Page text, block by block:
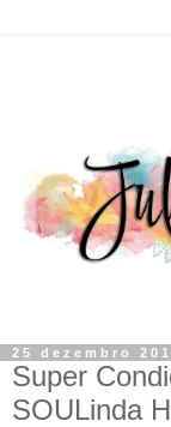
25 dezembro
Super
SOULinda